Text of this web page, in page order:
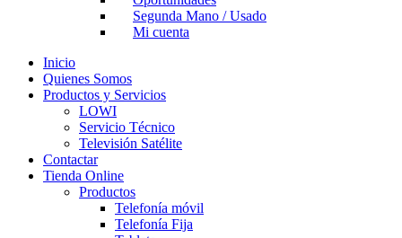
Segunda Mano / Usado
Mi cuenta
Inicio
Quienes Somos
Productos y Servicios
LOWI
Servicio Técnico
Televisión Satélite
Contactar
Tienda Online
Productos
Telefonía móvil
Telefonía Fija